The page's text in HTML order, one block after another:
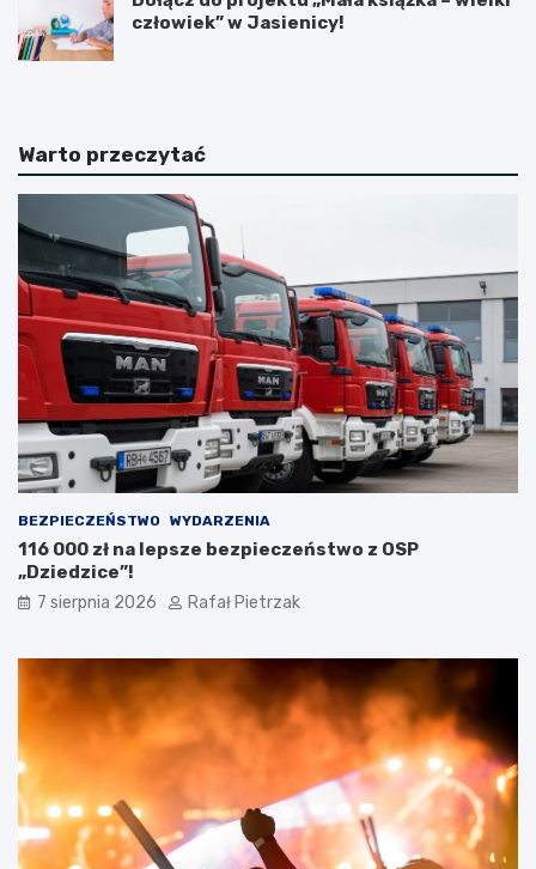
człowiek” w Jasienicy!
Warto przeczytać
BEZPIECZEŃSTWO WYDARZENIA
116 000 zł na lepsze bezpieczeństwo z OSP
„Dziedzice”!
7 sierpnia 2026 Rafał Pietrzak